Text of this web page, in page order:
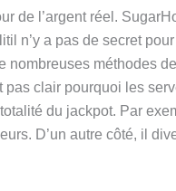
de l’argent réel.
n’y a pas de secret
nombreuses méthodes
clair pourquoi les
du jackpot. Par
D’un autre côté, il